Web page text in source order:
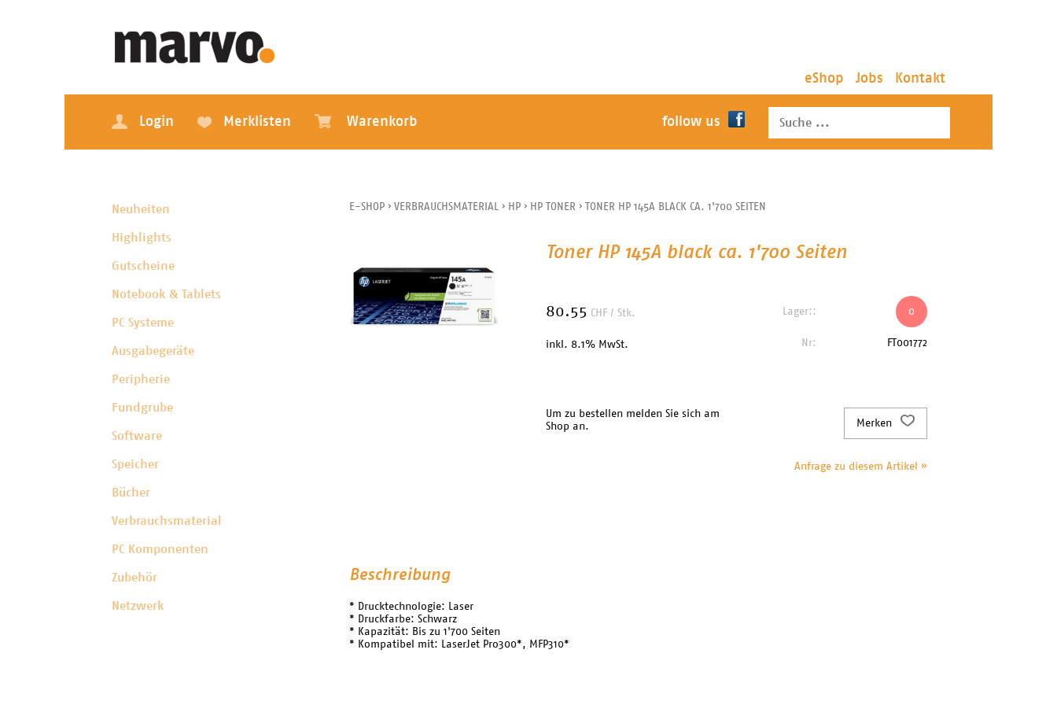
eShop Jobs Kontakt
Login Merklisten Warenkorb follow us
Neuheiten
Highlights
Gutscheine
Notebook & Tablets
PC Systeme
Ausgabegeräte
Peripherie
Fundgrube
Software
Speicher
Bücher
Verbrauchsmaterial
PC Komponenten
Zubehör
Netzwerk
E-SHOP › VERBRAUCHSMATERIAL › HP › HP TONER › TONER HP 145A BLACK CA. 1'700 SEITEN
Toner HP 145A black ca. 1'700 Seiten
80.55 CHF / Stk.
inkl. 8.1% MwSt.
Lager:: 0
Nr: FT001772
Um zu bestellen melden Sie sich am
Shop an.
Merken
Anfrage zu diesem Artikel »
Beschreibung
* Drucktechnologie: Laser
* Druckfarbe: Schwarz
* Kapazität: Bis zu 1'700 Seiten
* Kompatibel mit: LaserJet Pro300*, MFP310*